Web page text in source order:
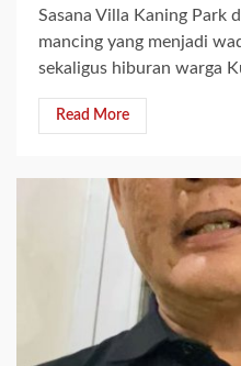
Sasana Villa Kaning Park
mancing yang menjadi
sekaligus hiburan warga
Read More